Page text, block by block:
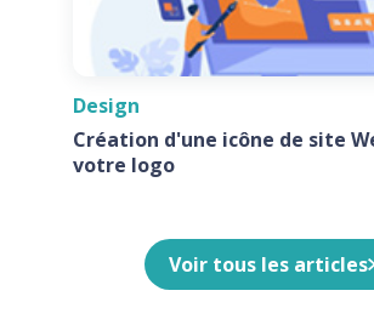
Design
Création d'une icône de site
votre logo
Voir tous les articles